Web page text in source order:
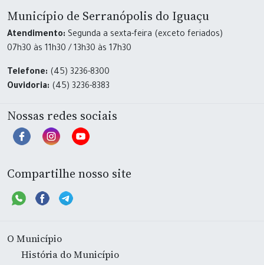
Município de Serranópolis do Iguaçu
Atendimento: Segunda a sexta-feira (exceto feriados)
07h30 às 11h30 / 13h30 às 17h30
Telefone: (45) 3236-8300
Ouvidoria: (45) 3236-8383
Nossas redes sociais
Compartilhe nosso site
O Município
História do Município